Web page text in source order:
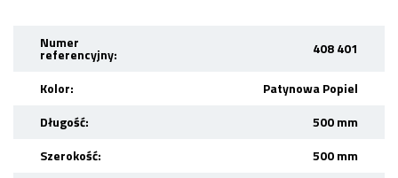
Numer
referencyjny: 408 401
Kolor:
Patynowa Popiel
Długość:
500 mm
Szerokość:
500 mm